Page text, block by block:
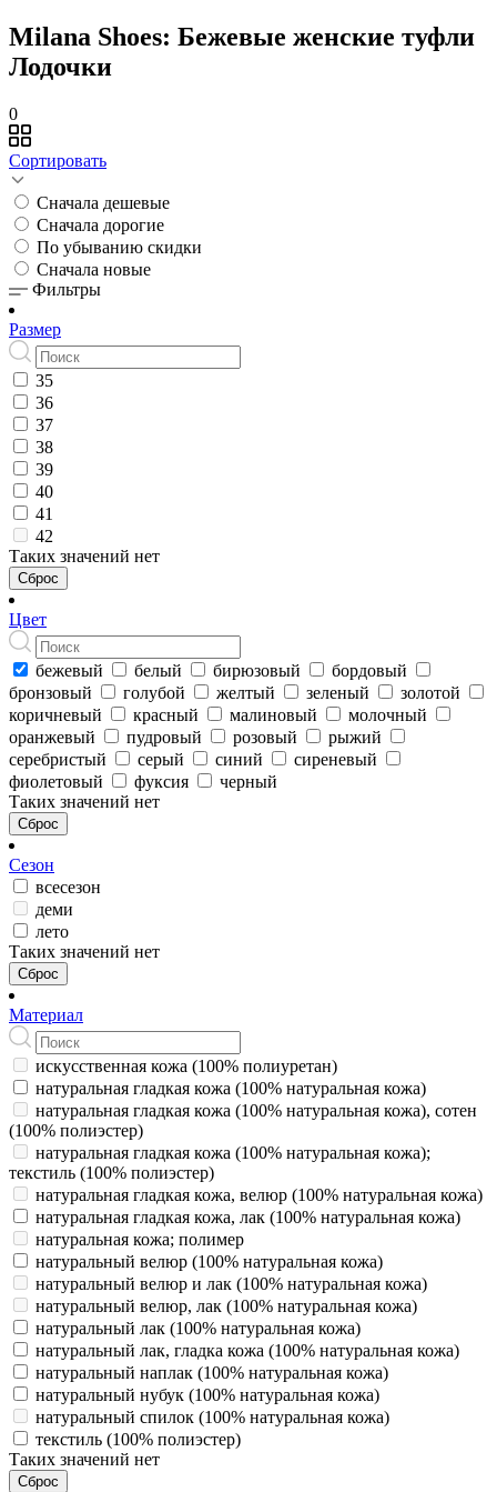
Milana Shoes: Бежевые женские туфли
Лодочки
0
Сортировать
Сначала дешевые
Сначала дорогие
По убыванию скидки
Сначала новые
Фильтры
Размер
35
36
37
38
39
40
41
42
Таких значений нет
Сброс
Цвет
бежевый белый бирюзовый
бордовый
бронзовый
голубой желтый зеленый
золотой
коричневый
красный малиновый
молочный
оранжевый
пудровый розовый
рыжий
серебристый
серый синий
сиреневый
фиолетовый
фуксия
черный
Таких значений нет
Сброс
Сезон
всесезон
деми
лето
Таких значений нет
Сброс
Материал
искусственная кожа (100% полиуретан)
натуральная гладкая кожа (100% натуральная кожа)
натуральная гладкая кожа (100% натуральная кожа), сотен
(100% полиэстер)
натуральная гладкая кожа (100% натуральная кожа);
текстиль (100% полиэстер)
натуральная гладкая кожа, велюр (100% натуральная кожа)
натуральная гладкая кожа, лак (100% натуральная кожа)
натуральная кожа; полимер
натуральный велюр (100% натуральная кожа)
натуральный велюр и лак (100% натуральная кожа)
натуральный велюр, лак (100% натуральная кожа)
натуральный лак (100% натуральная кожа)
натуральный лак, гладка кожа (100% натуральная кожа)
натуральный наплак (100% натуральная кожа)
натуральный нубук (100% натуральная кожа)
натуральный спилок (100% натуральная кожа)
текстиль (100% полиэстер)
Таких значений нет
Сброс